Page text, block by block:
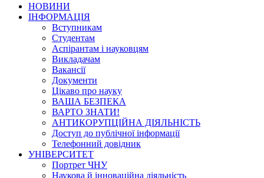
НОВИНИ
ІНФОРМАЦІЯ
Вступникам
Студентам
Аспірантам і науковцям
Викладачам
Вакансії
Документи
Цікаво про науку
ВАША БЕЗПЕКА
ВАРТО ЗНАТИ!
АНТИКОРУПЦІЙНА ДІЯЛЬНІСТЬ
Доступ до публічної інформації
Телефонний довідник
УНІВЕРСИТЕТ
Портрет ЧНУ
Наукова й інноваційна діяльність